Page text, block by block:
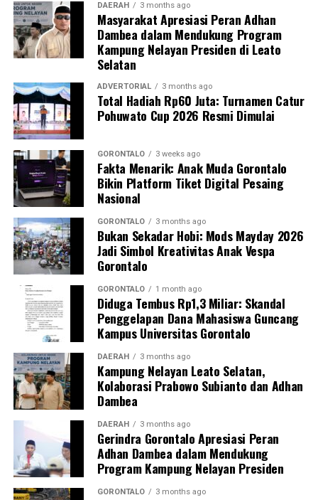
Marwan berharap, shock therapy melalui razia berkala
ini mampu menumbuhkan kesadaran kolektif para
aparatur agar menghormati regulasi jam kerja, serta
tidak meninggalkan kewajiban pelayanan publik demi
kepentingan pribadi.
Terkait mekanisme penindakan, Marwan menjelaskan
bahwa para oknum yang terjaring razia tidak langsung
dijatuhi sanksi disiplin berat. Mereka terlebih dahulu
digiring ke posko untuk menjalani proses administrasi
yustisial, meliputi pembuatan Berita Acara Pemeriksaan
(BAP) lisan serta penandatanganan surat pernyataan
bermeterai untuk tidak mengulangi perbuatan tersebut.
Sebagai langkah lanjutan, draf data klinis identitas para
pegawai yang terjaring akan segera diteruskan secara
resmi ke instansi atau Organisasi Perangkat Daerah
(OPD) asal mereka sebagai bahan evaluasi dan
pembinaan internal oleh kepala dinas.
“Seluruh hasil pendataan orisinal ini akan kami kirimkan
ke instansi masing-masing hari ini juga. Selain itu, draf
laporan ini kami tembuskan langsung kepada Bapak Wali
Kota Gorontalo melalui Sekretaris Daerah sebagai
bentuk pertanggungjawaban konkret hasil razia,”
pungkas Marwan.
Melalui skema pengawasan berlapis dan berkala ini,
Pemerintah Kota Gorontalo memproyeksikan adanya
DAERAH 3 months ago
Masyarakat Apresiasi Peran Adhan
Dambea dalam Mendukung Program
Kampung Nelayan Presiden di Leato
Selatan
ADVERTORIAL 3 months ago
Total Hadiah Rp60 Juta: Turnamen Catur
Pohuwato Cup 2026 Resmi Dimulai
GORONTALO 3 weeks ago
Fakta Menarik: Anak Muda Gorontalo
Bikin Platform Tiket Digital Pesaing
Nasional
GORONTALO 3 months ago
Bukan Sekadar Hobi: Mods Mayday 2026
Jadi Simbol Kreativitas Anak Vespa
Gorontalo
GORONTALO 1 month ago
Diduga Tembus Rp1,3 Miliar: Skandal
Penggelapan Dana Mahasiswa Guncang
Kampus Universitas Gorontalo
DAERAH 3 months ago
Kampung Nelayan Leato Selatan,
Kolaborasi Prabowo Subianto dan Adhan
Dambea
DAERAH 3 months ago
Gerindra Gorontalo Apresiasi Peran
Adhan Dambea dalam Mendukung
Program Kampung Nelayan Presiden
GORONTALO 3 months ago